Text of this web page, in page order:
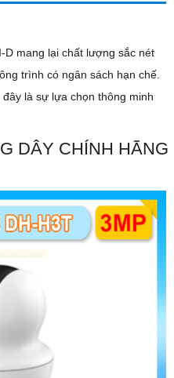
D mang lại chất lượng sắc nét
trình có ngân sách hạn chế.
là sự lựa chọn thông minh
DÂY CHÍNH HÃNG